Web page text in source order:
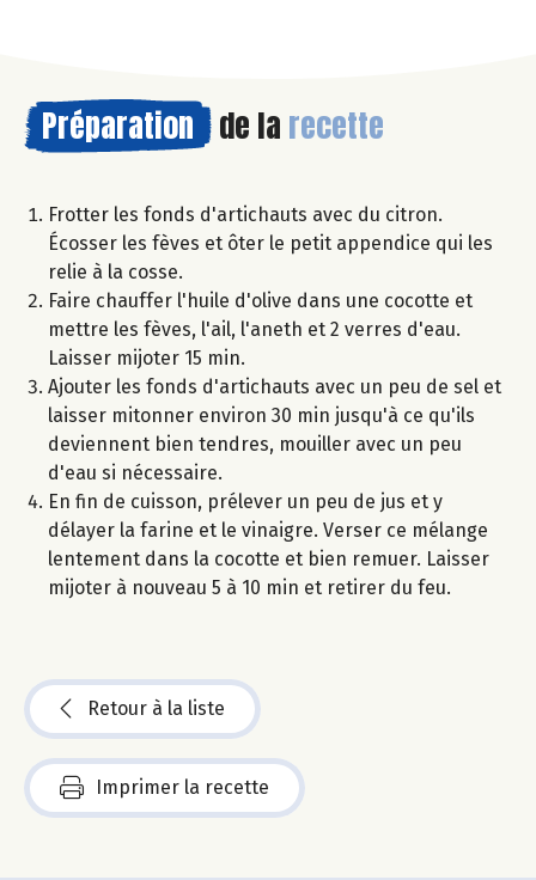
Préparation de la recette
Frotter les fonds d'artichauts avec du citron.
Écosser les fèves et ôter le petit appendice qui les
relie à la cosse.
Faire chauffer l'huile d'olive dans une cocotte et
mettre les fèves, l'ail, l'aneth et 2 verres d'eau.
Laisser mijoter 15 min.
Ajouter les fonds d'artichauts avec un peu de sel et
laisser mitonner environ 30 min jusqu'à ce qu'ils
deviennent bien tendres, mouiller avec un peu
d'eau si nécessaire.
En fin de cuisson, prélever un peu de jus et y
délayer la farine et le vinaigre. Verser ce mélange
lentement dans la cocotte et bien remuer. Laisser
mijoter à nouveau 5 à 10 min et retirer du feu.
Retour à la liste
Imprimer la recette